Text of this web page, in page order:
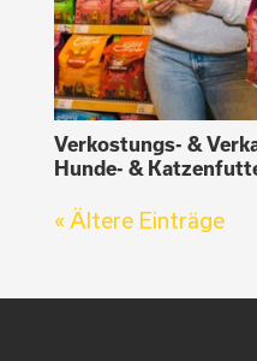
Verkostungs- &
Hunde- &
« Ältere Einträge